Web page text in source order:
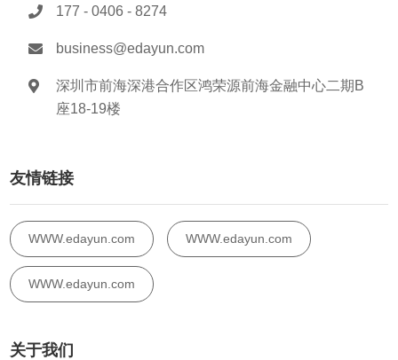
177 - 0406 - 8274
business@edayun.com
深圳市前海深港合作区鸿荣源前海金融中心二期B
座18-19楼
友情链接
WWW.edayun.com WWW.edayun.com
WWW.edayun.com
关于我们